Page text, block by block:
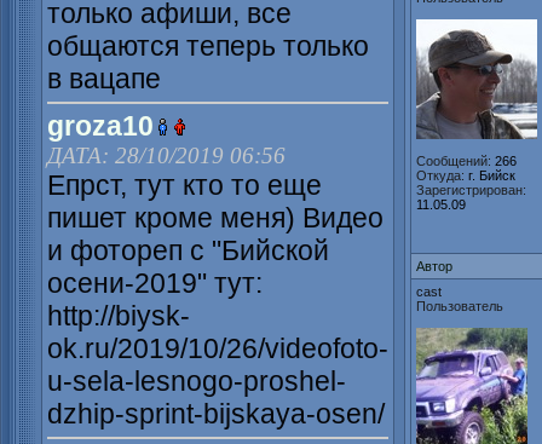
только афиши, все
общаются теперь только
в вацапе
groza10
ДАТА: 28/10/2019 06:56
Епрст, тут кто то еще
пишет кроме меня) Видео
и фотореп с "Бийской
осени-2019" тут:
http://biysk-
ok.ru/2019/10/26/videofoto-
u-sela-lesnogo-proshel-
dzhip-sprint-bijskaya-osen/
Сообщений: 266
Откуда: г. Бийск
Зарегистрирован:
11.05.09
Автор
cast
Пользователь